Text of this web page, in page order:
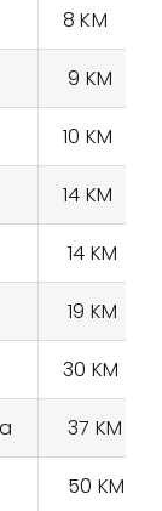
8 KM
9 KM
10 KM
14 KM
14 KM
19 KM
30 KM
37 KM
50 KM